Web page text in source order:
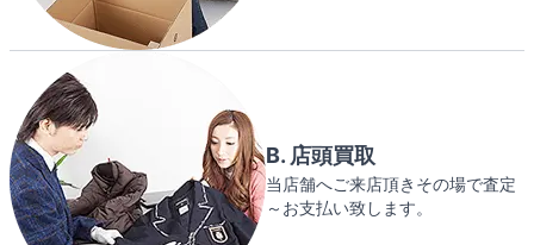
B. 店頭買取
当店舗へご来店頂きその場で査定
～お支払い致します。